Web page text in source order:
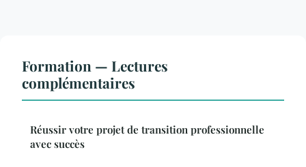
Formation — Lectures
complémentaires
Réussir votre projet de transition professionnelle
avec succès